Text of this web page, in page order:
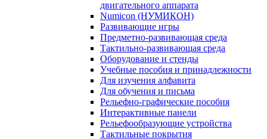
двигательного аппарата
Numicon (НУМИКОН)
Развивающие игры
Предметно-развивающая среда
Тактильно-развивающая среда
Оборудование и стенды
Учебные пособия и принадлежности
Для изучения алфавита
Для обучения и письма
Рельефно-графические пособия
Интерактивные панели
Рельефообразующие устройства
Тактильные покрытия